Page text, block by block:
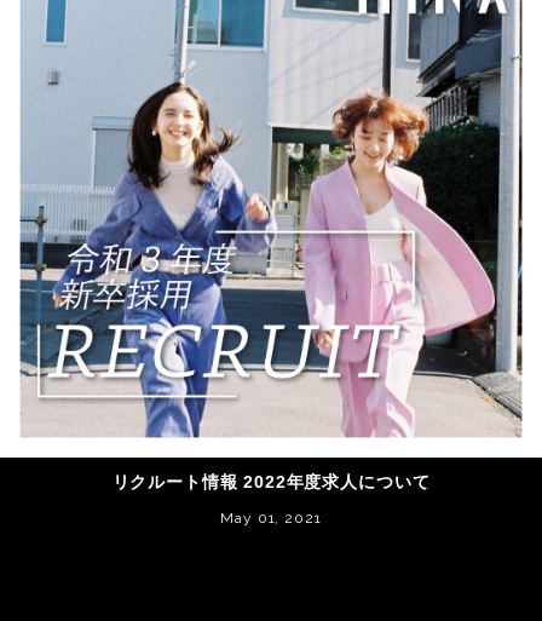
リクルート情報 2022年度求人について
May 01, 2021